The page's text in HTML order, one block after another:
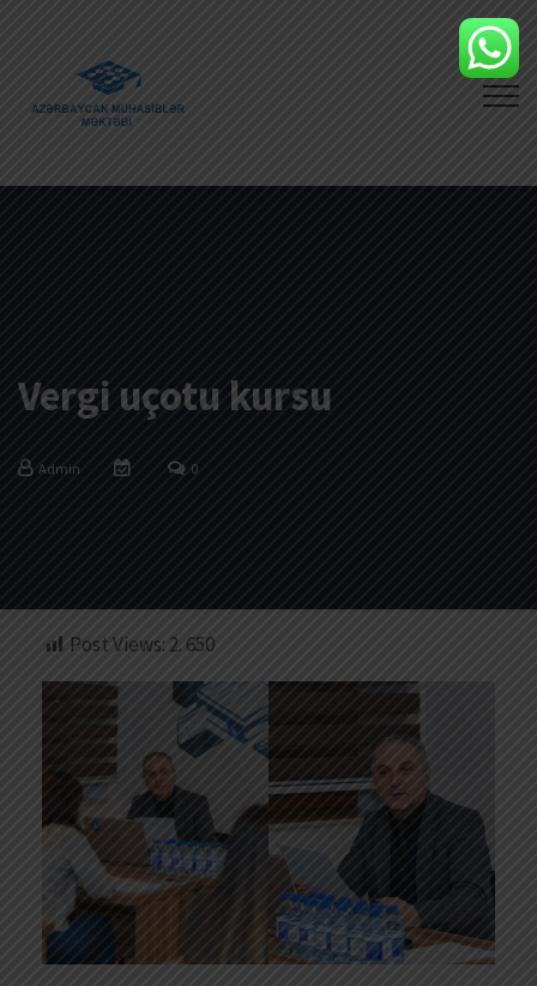
Vergi uçotu kursu
Admin 0
Post Views: 2. 650